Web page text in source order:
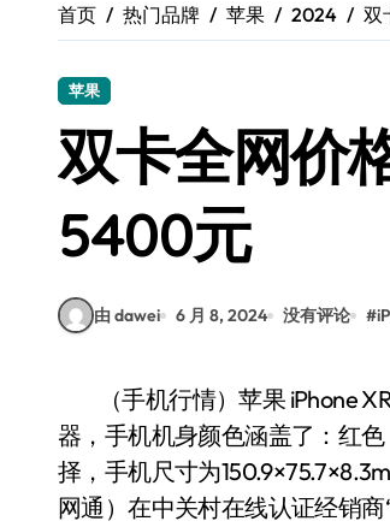
Galaxy Z Flip6：折叠
S25 Ultra颜值封神！定
首页 热门品牌 苹果 2024 双
苹果
双卡全网价
5400元
由 dawei 6 月 8, 2024 没有评论 #
（手机行情）苹果 iPhone XR（全网通）手机前置摄像头：700万像素，拥有CMOS类型传感
器，手机机身颜色涵盖了：红
择，手机尺寸为
网通）在中关村在线认证经销